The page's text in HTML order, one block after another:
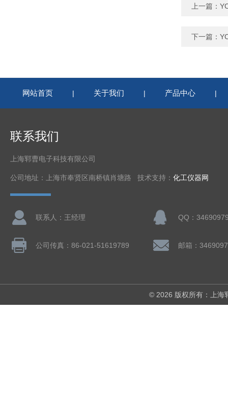
上一篇：
下一篇：
网站首页 | 关于我们 | 产品中心 |
联系我们
上海郓曹电子科技有限公司
公司地址：上海市奉贤区南桥镇肖塘路 技术支持： 化工仪器网
联系人：王经理 QQ：
公司传真：86-021-51619789 邮箱：
© 2026 版权所有：上